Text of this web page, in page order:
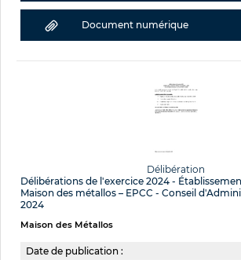
Document numérique
Délibération
Délibérations de l'exercice 2024 -
Maison des métallos – EPCC - Conseil
2024
Maison des Métallos
Date de publication :